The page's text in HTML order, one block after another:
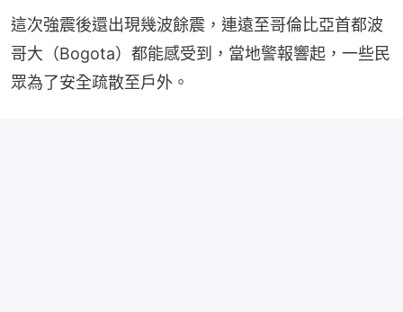
這次強震後還出現幾波餘震，連遠至哥倫比亞首都波
哥大（Bogota）都能感受到，當地警報響起，一些民
眾為了安全疏散至戶外。